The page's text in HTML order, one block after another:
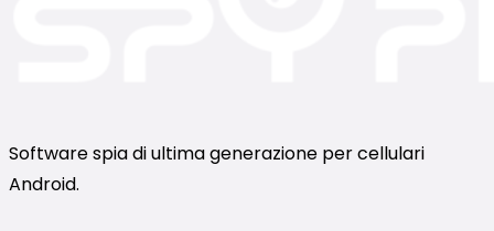
Software spia di ultima generazione per cellulari
Android.